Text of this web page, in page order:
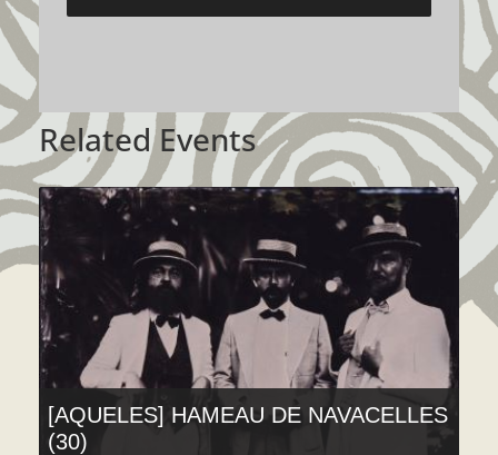
Related Events
[AQUELES] HAMEAU DE NAVACELLES
(30)